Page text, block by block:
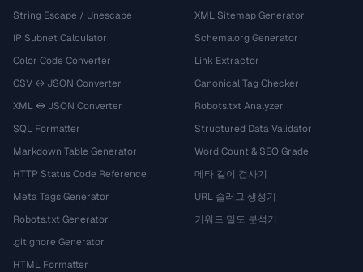
String Escape / Unescape
IP Subnet Calculator
Color Code Converter
CSV ↔ JSON Converter
XML ↔ JSON Converter
SQL Formatter
Markdown Table Generator
HTTP Status Code Reference
Meta Tags Generator
Robots.txt Generator
.gitignore Generator
HTML Formatter
XML Sitemap Generator
Schema.org Generator
Link Extractor
Canonical Tag Checker
Robots.txt Analyzer
Structured Data Validator
Word Count & SEO Grade
메타 길이 검사기
URL 슬러그 생성기
키워드 밀도 분석기